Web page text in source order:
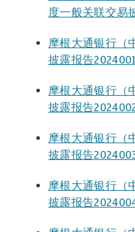
度一般关联交易
摩根大通银行（
披露报告2024001
摩根大通银行（
披露报告
摩根大通银行（
披露报告
摩根大通银行（
披露报告